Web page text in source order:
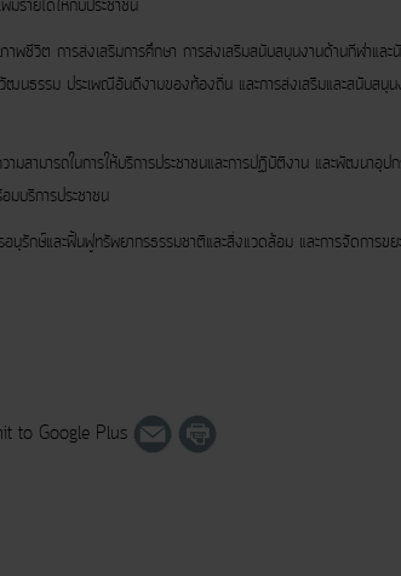
ยได้ให้กับประชาชน
งเสริมการศึกษา การส่งเสริมสนับสนุนงานด้านกีฬาและนั
นธรรม ประเพณีอันดีงามของท้องถิ่น และการส่งเสริมและสนับสนุน
ในการให้บริการประชาชนและการปฏิบัติงาน และพัฒนาอุป
มบริการประชาชน
ะฟื้นฟูทรัพยากรธรรมชาติและสิ่งแวดล้อม และการจัดการขย